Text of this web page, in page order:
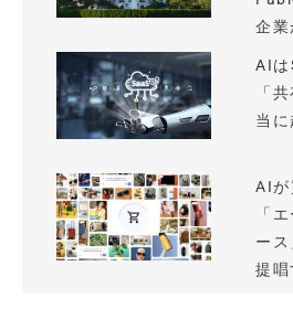
企
AIは
「
当
AIが
「
ー
提